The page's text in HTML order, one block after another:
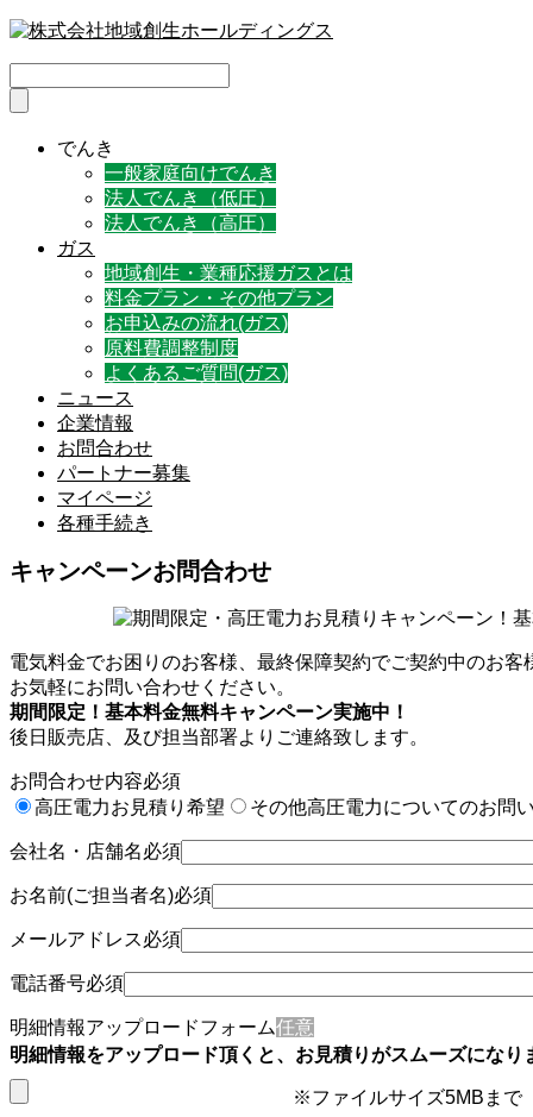
でんき
一般家庭向けでんき
法人でんき（低圧）
法人でんき（高圧）
ガス
地域創生・業種応援ガスとは
料金プラン・その他プラン
お申込みの流れ(ガス)
原料費調整制度
よくあるご質問(ガス)
ニュース
企業情報
お問合わせ
パートナー募集
マイページ
各種手続き
キャンペーンお問合わせ
電気料金でお困りのお客様、最終保障契約でご契約中のお客
お気軽にお問い合わせください。
期間限定！基本料金無料キャンペーン実施中！
後日販売店、及び担当部署よりご連絡致します。
お問合わせ内容必須
高圧電力お見積り希望
その他高圧電力についてのお問
会社名・店舗名必須
お名前(ご担当者名)必須
メールアドレス必須
電話番号必須
明細情報アップロードフォーム任意
明細情報をアップロード頂くと、お見積りがスムーズになり
※ファイルサイズ5MBまで